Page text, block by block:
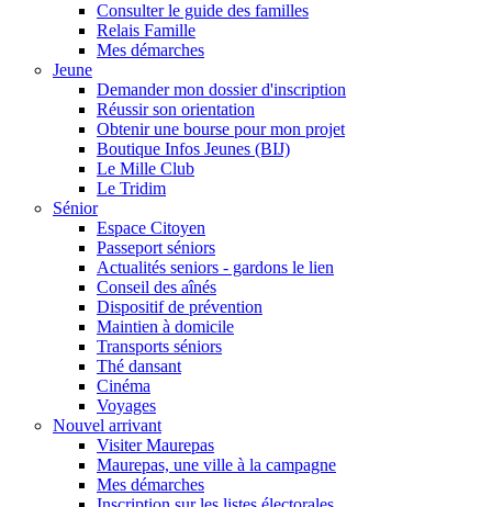
Consulter le guide des familles
Relais Famille
Mes démarches
Jeune
Demander mon dossier d'inscription
Réussir son orientation
Obtenir une bourse pour mon projet
Boutique Infos Jeunes (BIJ)
Le Mille Club
Le Tridim
Sénior
Espace Citoyen
Passeport séniors
Actualités seniors - gardons le lien
Conseil des aînés
Dispositif de prévention
Maintien à domicile
Transports séniors
Thé dansant
Cinéma
Voyages
Nouvel arrivant
Visiter Maurepas
Maurepas, une ville à la campagne
Mes démarches